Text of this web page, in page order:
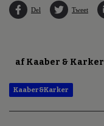
Del Tweet
af Kaaber & Karker
Kaaber&Karker